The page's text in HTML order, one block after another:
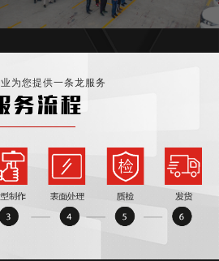
为您提供一条龙服务
务流程